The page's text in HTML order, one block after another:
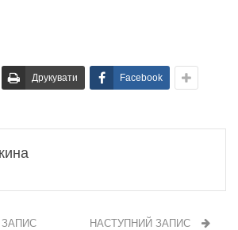
Друкувати Facebook
ЗАПИС НАСТУПНИЙ ЗАПИС